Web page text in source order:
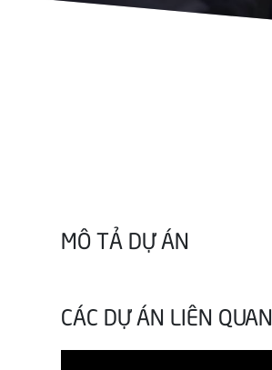
MÔ TẢ DỰ ÁN
CÁC DỰ ÁN LIÊN QUAN